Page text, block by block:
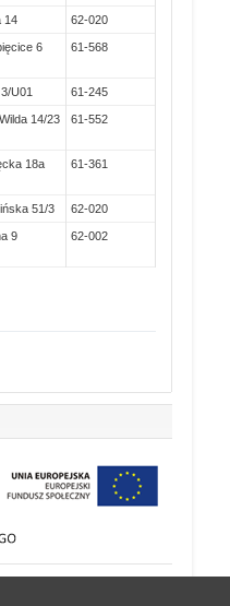
14 62-020
6
61-568
U01 61-245
14/23
61-552
18a 61-361
51/3 62-020
9 62-002